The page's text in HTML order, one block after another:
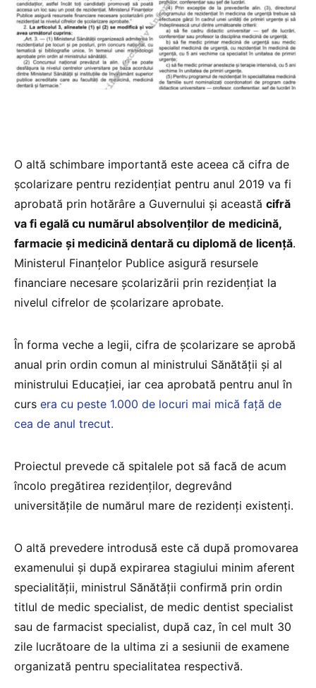
O altă schimbare importantă este aceea că cifra de
şcolarizare pentru rezidenţiat pentru anul 2019 va fi
aprobată prin hotărâre a Guvernului și această cifră
va fi egală cu numărul absolvenţilor de medicină,
farmacie şi medicină dentară cu diplomă de licenţă.
Ministerul Finanţelor Publice asigură resursele
financiare necesare şcolarizării prin rezidenţiat la
nivelul cifrelor de şcolarizare aprobate.
În forma veche a legii, cifra de şcolarizare se aprobă
anual prin ordin comun al ministrului Sănătăţii şi al
ministrului Educaţiei, iar cea aprobată pentru anul în
curs era cu peste 1.000 de locuri mai mică față de
cea de anul trecut.
Proiectul prevede că spitalele pot să facă de acum
încolo pregătirea rezidenţilor, degrevând
universităţile de numărul mare de rezidenţi existenţi.
O altă prevedere introdusă este că după promovarea
examenului şi după expirarea stagiului minim aferent
specialităţii, ministrul Sănătăţii confirmă prin ordin
titlul de medic specialist, de medic dentist specialist
sau de farmacist specialist, după caz, în cel mult 30
zile lucrătoare de la ultima zi a sesiunii de examene
organizată pentru specialitatea respectivă.